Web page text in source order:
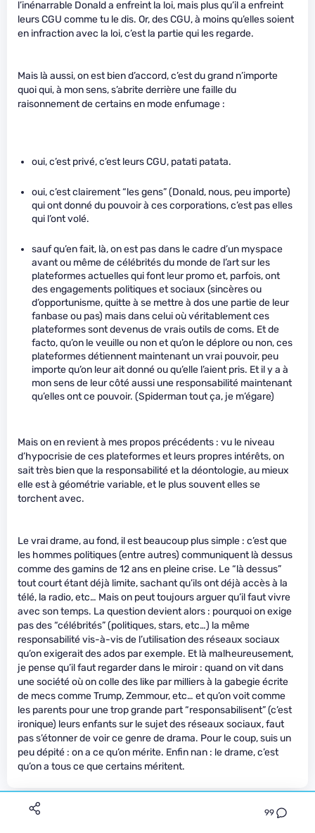
99
l’inénarrable Donald a enfreint la loi, mais plus qu’il a enfreint
leurs CGU comme tu le dis. Or, des CGU, à moins qu’elles soient
en infraction avec la loi, c’est la partie qui les regarde.
Mais là aussi, on est bien d’accord, c’est du grand n’importe
quoi qui, à mon sens, s’abrite derrière une faille du
raisonnement de certains en mode enfumage :
oui, c’est privé, c’est leurs CGU, patati patata.
oui, c’est clairement “les gens” (Donald, nous, peu importe)
qui ont donné du pouvoir à ces corporations, c’est pas elles
qui l’ont volé.
sauf qu’en fait, là, on est pas dans le cadre d’un myspace
avant ou même de célébrités du monde de l’art sur les
plateformes actuelles qui font leur promo et, parfois, ont
des engagements politiques et sociaux (sincères ou
d’opportunisme, quitte à se mettre à dos une partie de leur
fanbase ou pas) mais dans celui où véritablement ces
plateformes sont devenus de vrais outils de coms. Et de
facto, qu’on le veuille ou non et qu’on le déplore ou non, ces
plateformes détiennent maintenant un vrai pouvoir, peu
importe qu’on leur ait donné ou qu’elle l’aient pris. Et il y a à
mon sens de leur côté aussi une responsabilité maintenant
qu’elles ont ce pouvoir. (Spiderman tout ça, je m’égare)
Mais on en revient à mes propos précédents : vu le niveau
d’hypocrisie de ces plateformes et leurs propres intérêts, on
sait très bien que la responsabilité et la déontologie, au mieux
elle est à géométrie variable, et le plus souvent elles se
torchent avec.
Le vrai drame, au fond, il est beaucoup plus simple : c’est que
les hommes politiques (entre autres) communiquent là dessus
comme des gamins de 12 ans en pleine crise. Le “là dessus”
tout court étant déjà limite, sachant qu’ils ont déjà accès à la
télé, la radio, etc… Mais on peut toujours arguer qu’il faut vivre
avec son temps. La question devient alors : pourquoi on exige
pas des “célébrités” (politiques, stars, etc…) la même
responsabilité vis-à-vis de l’utilisation des réseaux sociaux
qu’on exigerait des ados par exemple. Et là malheureusement,
je pense qu’il faut regarder dans le miroir : quand on vit dans
une société où on colle des like par milliers à la gabegie écrite
de mecs comme Trump, Zemmour, etc… et qu’on voit comme
les parents pour une trop grande part “responsabilisent” (c’est
ironique) leurs enfants sur le sujet des réseaux sociaux, faut
pas s’étonner de voir ce genre de drama. Pour le coup, suis un
peu dépité : on a ce qu’on mérite. Enfin nan : le drame, c’est
qu’on a tous ce que certains méritent.